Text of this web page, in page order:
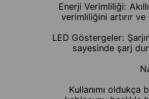
Enerji Verimliliği:
verimliliğini artırır
LED Göstergeler:
sayesinde şarj
Kullanımı oldukça